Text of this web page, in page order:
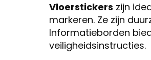
Vloerstickers zijn
markeren. Ze zijn
Informatieborden
veiligheidsinstructies.